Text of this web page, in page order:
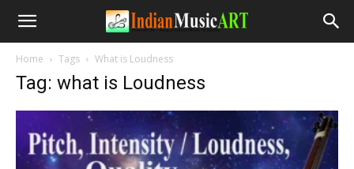
Home Tags What is Loudness
Tag: what is Loudness